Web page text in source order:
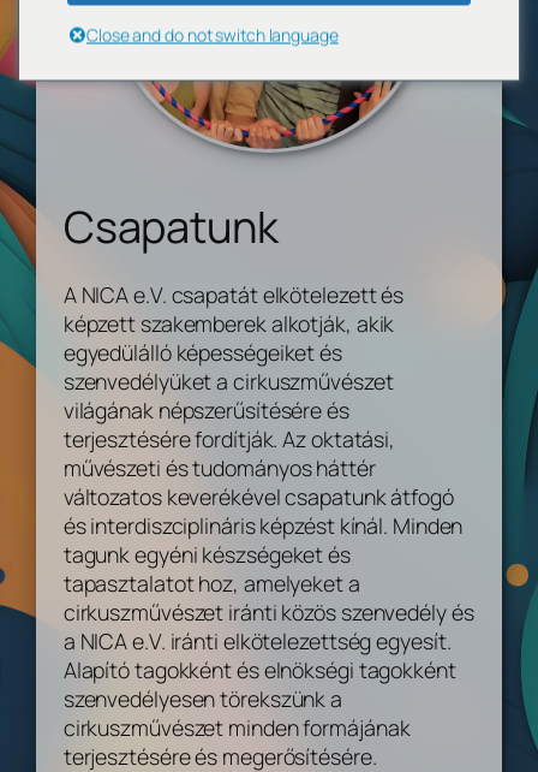
Csapatunk
A NICA e.V. csapatát elkötelezett és
képzett szakemberek alkotják, akik
egyedülálló képességeiket és
szenvedélyüket a cirkuszművészet
világának népszerűsítésére és
terjesztésére fordítják. Az oktatási,
művészeti és tudományos háttér
változatos keverékével csapatunk átfogó
és interdiszciplináris képzést kínál. Minden
tagunk egyéni készségeket és
tapasztalatot hoz, amelyeket a
cirkuszművészet iránti közös szenvedély és
a NICA e.V. iránti elkötelezettség egyesít.
Alapító tagokként és elnökségi tagokként
szenvedélyesen törekszünk a
cirkuszművészet minden formájának
terjesztésére és megerősítésére.
Close and do not switch language